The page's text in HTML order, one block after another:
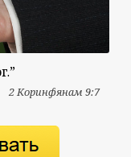
2 Коринфянам 9:7